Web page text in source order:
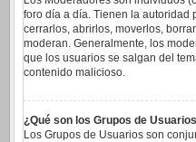
foro día a día. Tienen la autoridad
cerrarlos, abrirlos, moverlos,
moderan. Generalmente, los
que los usuarios se salgan del
contenido malicioso.
¿Qué son los Grupos de
Los Grupos de Usuarios son